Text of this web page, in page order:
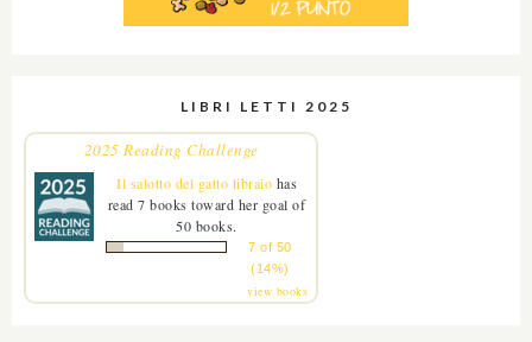
LIBRI LETTI 2025
2025 Reading Challenge
Il salotto del gatto libraio has
read 7 books toward her goal of
50 books.
7 of 50
(14%)
view books